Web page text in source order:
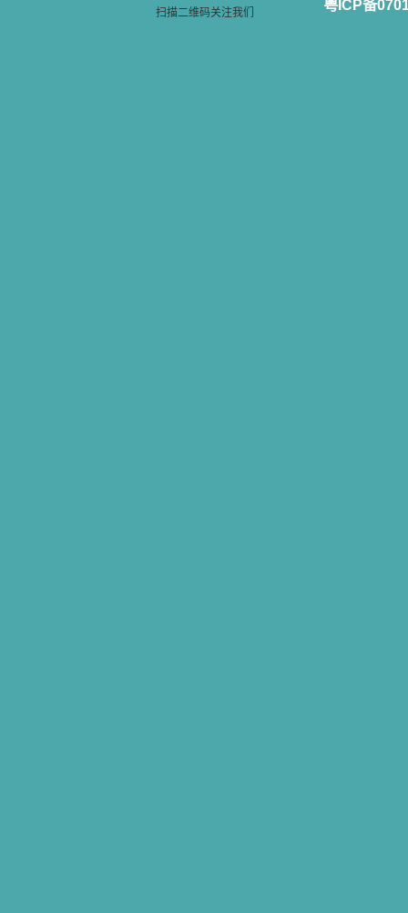
扫描二维码关注我们 粤ICP备